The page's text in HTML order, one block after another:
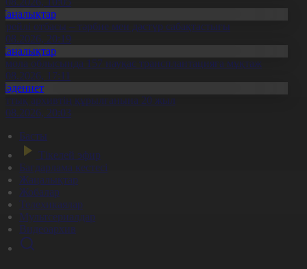
отбасы – тәрбие мен дәстүр сабақтастығы
20:19
облысында 157 науқас трансплантацияға мұқтаж
17:11
архивтің құрылғанына 20 жыл
20:03
Басты
Тікелей эфир
Бағдарлама кестесі
Жаңалықтар
Жобалар
Телехикаялар
Мультсериалдар
Видеоархив